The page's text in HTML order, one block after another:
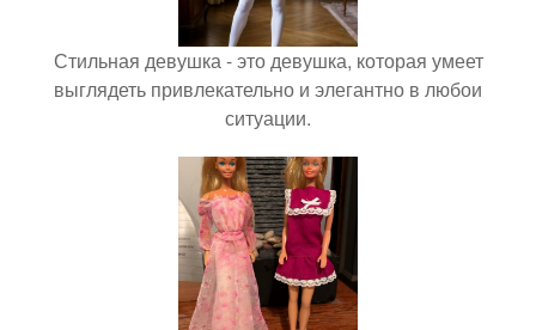
Стильная девушка - это девушка, которая умеет
выглядеть привлекательно и элегантно в любои
ситуации.